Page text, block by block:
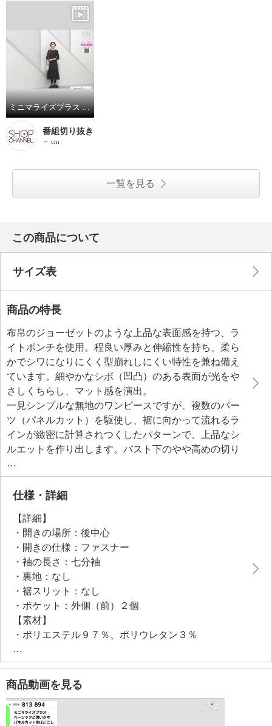
ミニマライズプラス ベーシックと思いきや パネルカットをほどこし パターンを駆使した 上品なワンピース
番組切り抜き
－ cm
一覧を見る
この商品について
サイズ表
商品の特長
布帛のジョーゼットのような上品な表面感を持つ、ラ
イトポンチを使用。程良い厚みと伸縮性を持ち、柔ら
かでシワになりにくく型崩れしにくい特性を兼ね備え
ています。細やかなシボ（凹凸）のある表面が光をや
さしくちらし、マット感を演出。
一見シンプルな無地のワンピースですが、複数のパー
ツ（パネルカット）を駆使し、裾に向かって流れるラ
インが緻密に計算されつくしたパターンで、上品なシ
ルエットを作り出します。バスト下のやや高めの切り
替えが女性らしいラインを強調し、そこから裾までの
自然に広がり、身体のラインを拾いにくくスタイルア
ップ効果も。
身頃のコンシールファスナーは手が届きやすい位置に
配置され、着脱をスムーズにします。
仕様・詳細
【詳細】
・開きの場所：後中心
・開きの仕様：ファスナー
・袖の長さ：七分袖
・裏地：なし
・裾スリット：なし
・ポケット：外側（前）２個
【素材】
・ポリエステル９７％、ポリウレタン３％
【メンテナンス（絵表示ラベル）】
・洗濯機：可
・漂白処理：塩素系・酸素系漂白不可
・タンブル乾燥：不可
・自然乾燥：日陰の吊り干し
・アイロン仕上げ：可（低温）
商品動画を見る